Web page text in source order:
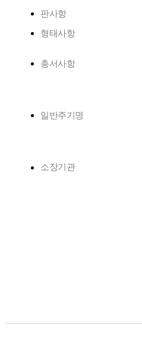
판사항
형태사항
총서사항
일반주기명
소장기관